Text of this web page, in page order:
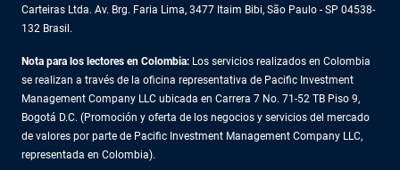
Carteiras Ltda. Av. Brg. Faria Lima, 3477 Itaim Bibi, São Paulo - SP 04538-
132 Brasil.
Nota para los lectores en Colombia: Los servicios realizados en Colombia
se realizan a través de la oficina representativa de Pacific Investment
Management Company LLC ubicada en Carrera 7 No. 71-52 TB Piso 9,
Bogotá D.C. (Promoción y oferta de los negocios y servicios del mercado
de valores por parte de Pacific Investment Management Company LLC,
representada en Colombia).